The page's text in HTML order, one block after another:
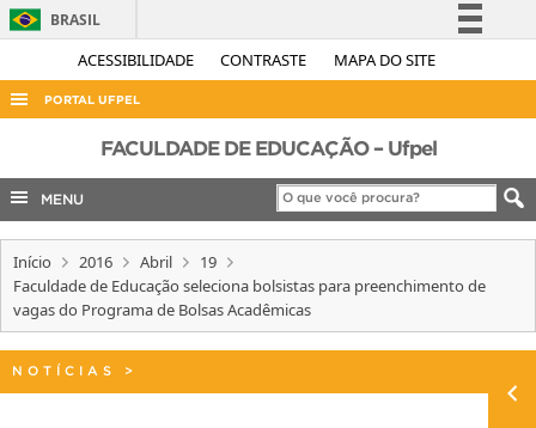
ACESSIBILIDADE CONTRASTE MAPA DO SITE
BRASIL
Simplifique!
Acesso à informação
Legislação
Canais
PORTAL UFPEL
ACESSO À INFORMAÇÃO
AUDITORIA
COBALTO
CONCURSOS
EDITAIS
FACULDADE DE EDUCAÇÃO – Ufpel
MENU
Início 2016 Abril
19
Faculdade de Educação seleciona bolsistas para preenchimento de
vagas do Programa de Bolsas Acadêmicas
NOTÍCIAS >